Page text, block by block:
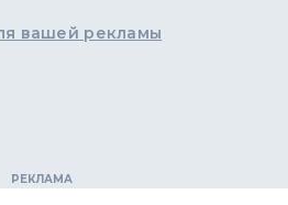
вашей рекламы